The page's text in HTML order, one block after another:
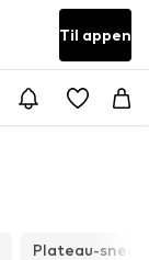
Til appen
Plateau-